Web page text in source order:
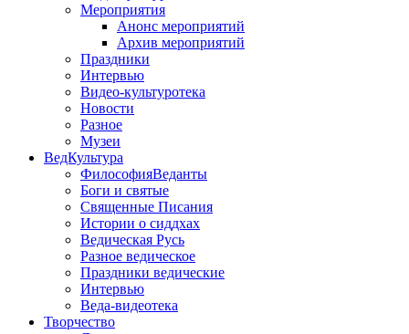
Мероприятия
Анонс мероприятий
Архив мероприятий
Праздники
Интервью
Видео-культуротека
Новости
Разное
Музеи
ВедКультура
ФилософияВеданты
Боги и святые
Священные Писания
Истории о сиддхах
Ведическая Русь
Разное ведическое
Праздники ведические
Интервью
Веда-видеотека
Творчество